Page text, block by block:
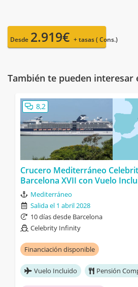
Desde 2.919€ + tasas ( Cons.)
También te pueden interesar
8,2
Crucero Mediterráneo
Barcelona XVII con Vuelo
Mediterráneo
Salida el 1 abril 2028
10 días desde Barcelona
Celebrity Infinity
Financiación disponible
Vuelo Incluido Pensión